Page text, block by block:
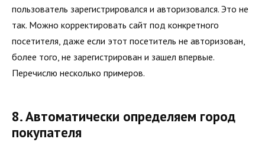
пользователь зарегистрировался и авторизовался. Это не
так. Можно корректировать сайт под конкретного
посетителя, даже если этот посетитель не авторизован,
более того, не зарегистрирован и зашел впервые.
Перечислю несколько примеров.
8. Автоматически определяем город
покупателя